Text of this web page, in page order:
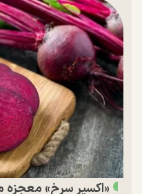
«اکسیر سرخ» معجزه